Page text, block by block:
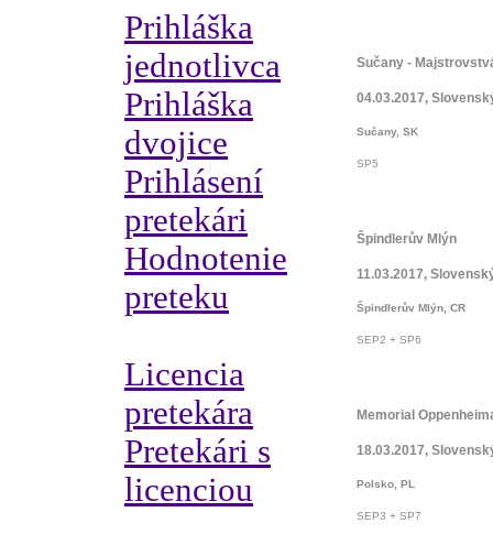
Prihláška
jednotlivca
Prihláška
dvojice
Prihlásení
pretekári
Hodnotenie
preteku
Licencia
pretekára
Pretekári s
licenciou
Sučany -
04.03.2017,
Sučany, SK
SP5
Špindlerův Mlýn
11.03.2017,
Špindlerův Mlýn, CR
SEP2 + SP6
Memorial
18.03.2017,
Polsko, PL
SEP3 + SP7